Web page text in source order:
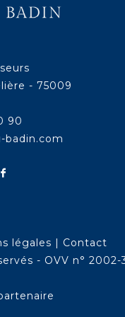
- 75009
90
badin.com
légales | Contact
- OVV n° 2002-